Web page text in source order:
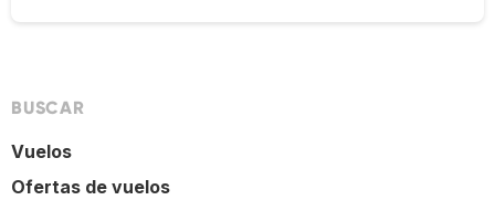
BUSCAR
Vuelos
Ofertas de vuelos